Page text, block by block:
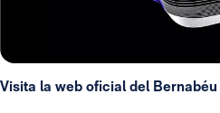
Visita la web oficial del Bernabéu